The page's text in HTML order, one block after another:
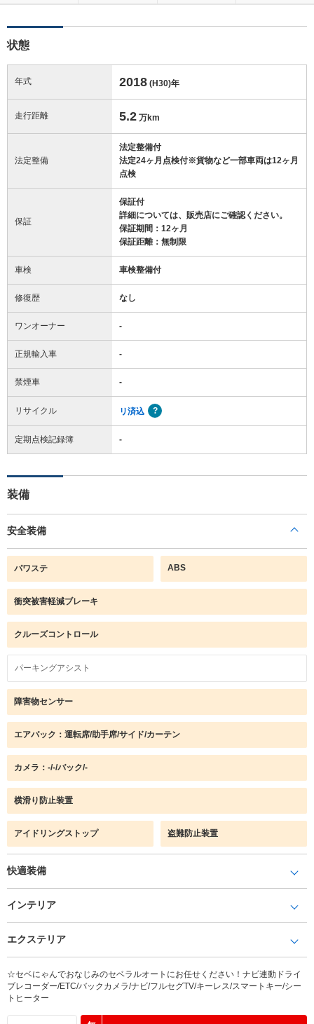
状態
年式 2018 (H30)年
走行距離 5.2 万km
法定整備
法定整備付
法定24ヶ月点検付※貨物など一部車両は12ヶ月
点検
保証
保証付
詳細については、販売店にご確認ください。
保証期間：12ヶ月
保証距離：無制限
車検 車検整備付
修復歴 なし
ワンオーナー -
正規輸入車 -
禁煙車 -
リサイクル リ済込
定期点検記録簿 -
装備
安全装備
パワステ ABS
衝突被害軽減ブレーキ
クルーズコントロール
パーキングアシスト
障害物センサー
エアバック：運転席/助手席/サイド/カーテン
カメラ：-/-/バック/-
横滑り防止装置
アイドリングストップ 盗難防止装置
快適装備
インテリア
エクステリア
☆セベにゃんでおなじみのセベラルオートにお任せください！ナビ連動ドライ
ブレコーダー/ETC/バックカメラ/ナビ/フルセグTV/キーレス/スマートキー/シー
トヒーター